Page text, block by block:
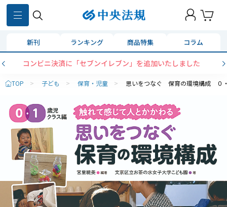
新刊 ランキング 商品特集 コラム
コンビニ決済に「セブンイレブン」を追加いたしました
TOP > 子ども > 保育・児童 > 思いをつなぐ 保育の環境構成 ０